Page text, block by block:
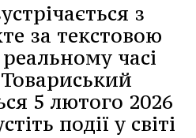
з
за текстовою
часі
5 лютого 2026
події у світі